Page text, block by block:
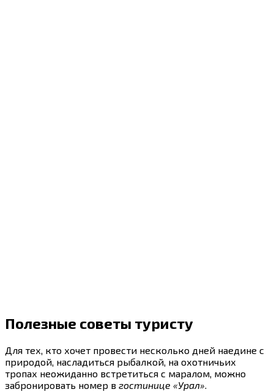
Полезные советы туристу
Для тех, кто хочет провести несколько дней наедине с
природой, насладиться рыбалкой, на охотничьих
тропах неожиданно встретиться с маралом, можно
забронировать номер в гостинице «Урал».